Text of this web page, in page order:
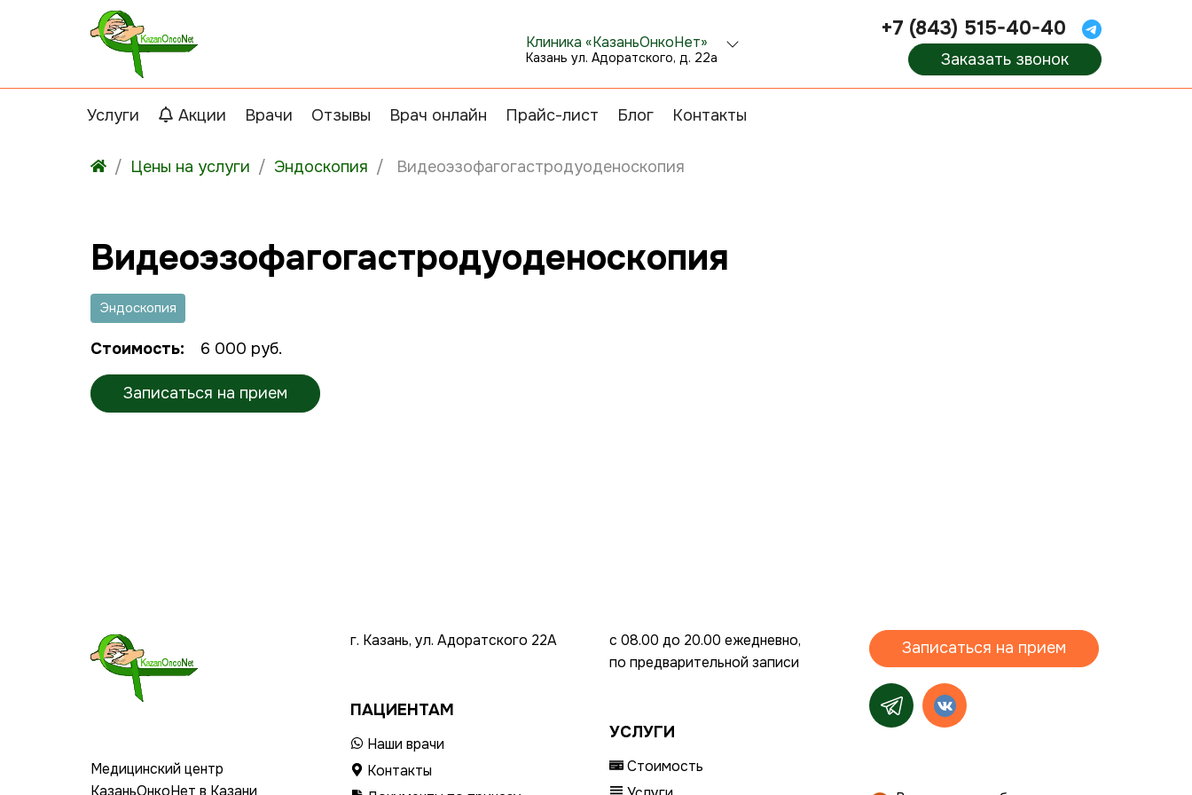
Клиника «КазаньОнкоНет»
Казань ул. Адоратского, д. 22а
+7 (843) 515-40-40
Заказать звонок
Услуги Акции Врачи Отзывы Врач онлайн Прайс-лист Блог Контакты
Цены на услуги Эндоскопия Видеоэзофагогастродуоденоскопия
Видеоэзофагогастродуоденоскопия
Эндоскопия
Стоимость: 6 000 руб.
Записаться на прием
Медицинский центр
г. Казань, ул. Адоратского 22А
ПАЦИЕНТАМ
Наши врачи
Контакты
с 08.00 до 20.00 ежедневно,
по предварительной записи
УСЛУГИ
Стоимость
Записаться на прием